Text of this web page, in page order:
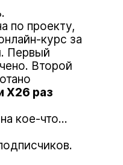
по проекту,
курс за
Первый
Второй
Х26 раз
кое-что…